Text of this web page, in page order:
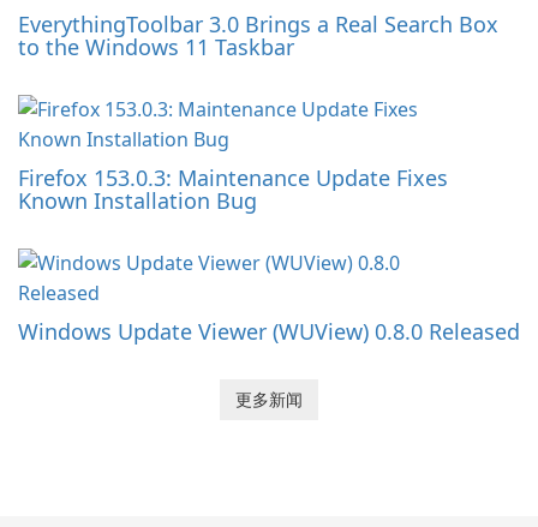
EverythingToolbar 3.0 Brings a Real Search Box
to the Windows 11 Taskbar
Firefox 153.0.3: Maintenance Update Fixes
Known Installation Bug
Windows Update Viewer (WUView) 0.8.0 Released
更多新闻